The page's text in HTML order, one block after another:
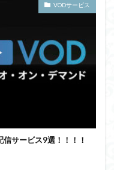
VODサービス
サービス9選！！！！